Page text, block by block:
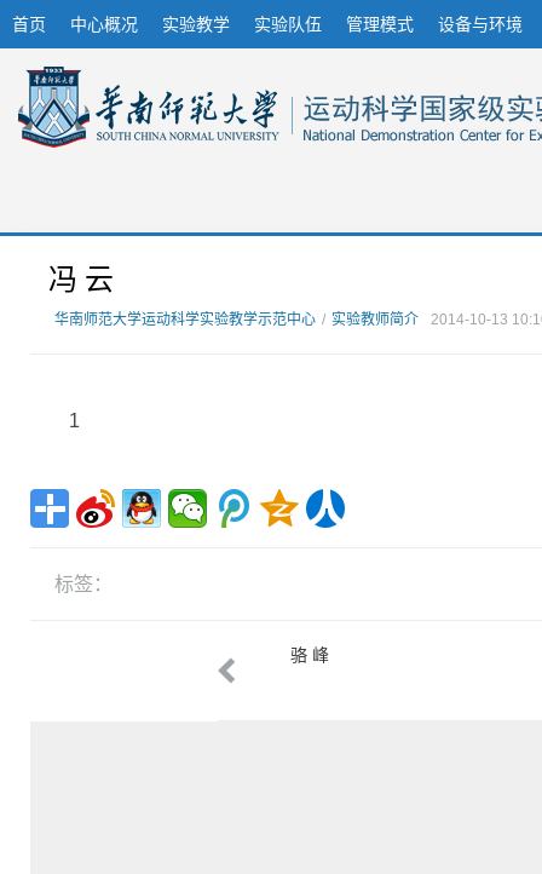
首页 中心概况 实验教学 实验队伍 管理模式 设备与环境
冯 云
华南师范大学运动科学实验教学示范中心 / 实验教师简介 2014-10-13
1
标签：
骆 峰